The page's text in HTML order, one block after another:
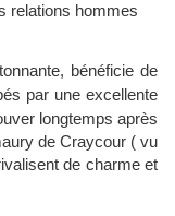
relations hommes
bénéficie de
par une excellente
longtemps après
de Craycour ( vu
de charme et